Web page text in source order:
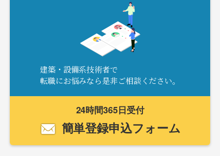
建築・設備系技術者で
転職にお悩みなら是非ご相談ください。
24時間365日受付
簡単登録申込フォーム